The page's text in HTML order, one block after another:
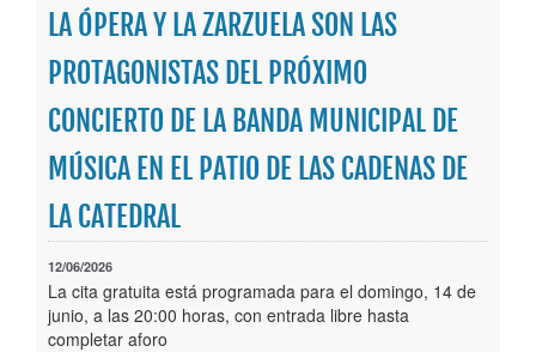
Actividades
Publicaciones
Trámites
Newsletter
LA ÓPERA Y LA ZARZUELA SON LAS
PROTAGONISTAS DEL PRÓXIMO
CONCIERTO DE LA BANDA MUNICIPAL DE
MÚSICA EN EL PATIO DE LAS CADENAS DE
LA CATEDRAL
12/06/2026
La cita gratuita está programada para el domingo, 14 de
junio, a las 20:00 horas, con entrada libre hasta
completar aforo